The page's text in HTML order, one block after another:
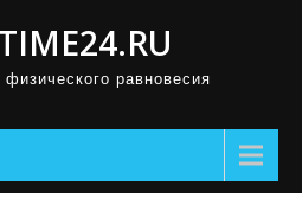
равновесия